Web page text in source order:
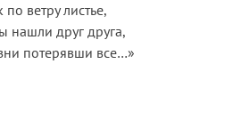
по ветру листье,
нашли друг друга,
потерявши все…»